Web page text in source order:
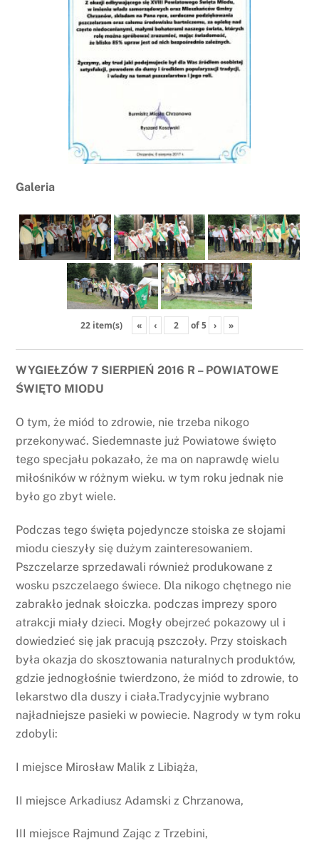
Galeria
22 item(s) « ‹ of5 › »
WYGIEŁZÓW 7 SIERPIEŃ 2016 R – POWIATOWE
ŚWIĘTO MIODU
O tym, że miód to zdrowie, nie trzeba nikogo
przekonywać. Siedemnaste już Powiatowe święto
tego specjału pokazało, że ma on naprawdę wielu
miłośników w różnym wieku. w tym roku jednak nie
było go zbyt wiele.
Podczas tego święta pojedyncze stoiska ze słojami
miodu cieszyły się dużym zainteresowaniem.
Pszczelarze sprzedawali również produkowane z
wosku pszczelaego świece. Dla nikogo chętnego nie
zabrakło jednak słoiczka. podczas imprezy sporo
atrakcji miały dzieci. Mogły obejrzeć pokazowy ul i
dowiedzieć się jak pracują pszczoły. Przy stoiskach
była okazja do skosztowania naturalnych produktów,
gdzie jednogłośnie twierdzono, że miód to zdrowie, to
lekarstwo dla duszy i ciała.Tradycyjnie wybrano
najładniejsze pasieki w powiecie. Nagrody w tym roku
zdobyli:
I miejsce Mirosław Malik z Libiąża,
II miejsce Arkadiusz Adamski z Chrzanowa,
III miejsce Rajmund Zając z Trzebini,